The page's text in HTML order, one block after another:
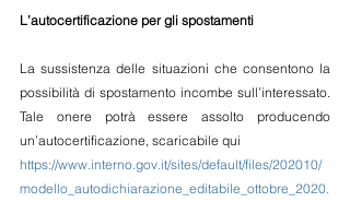
L’autocertificazione per gli spostamenti
La sussistenza delle situazioni che consentono la
possibilità di spostamento incombe sull’interessato.
Tale onere potrà essere assolto producendo
un’autocertificazione, scaricabile qui
https://www.interno.gov.it/sites/default/files/202010/
modello_autodichiarazione_editabile_ottobre_2020.